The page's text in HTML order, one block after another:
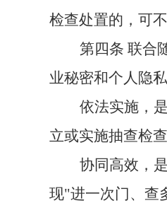
检查处置的，可
第四条 联合
业秘密和个人隐私
依法实施，
立或实施抽查检查
协同高效，
现"进一次门、查